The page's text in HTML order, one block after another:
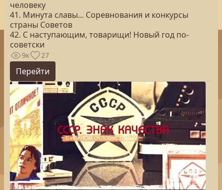
человеку
41. Минута славы... Соревнования и конкурсы
страны Советов
42. С наступающим, товарищи! Новый год по-
советски
9к 27
Перейти